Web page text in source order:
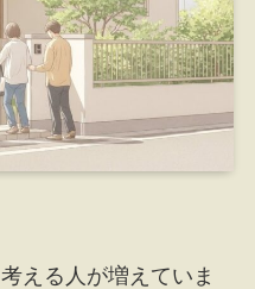
える人が増えていま